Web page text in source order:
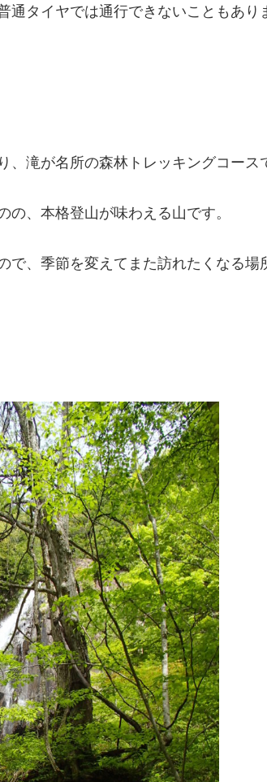
タイヤでは通行できないこともあり
、滝が名所の森林トレッキングコース
の、本格登山が味わえる山です。
、季節を変えてまた訪れたくなる場